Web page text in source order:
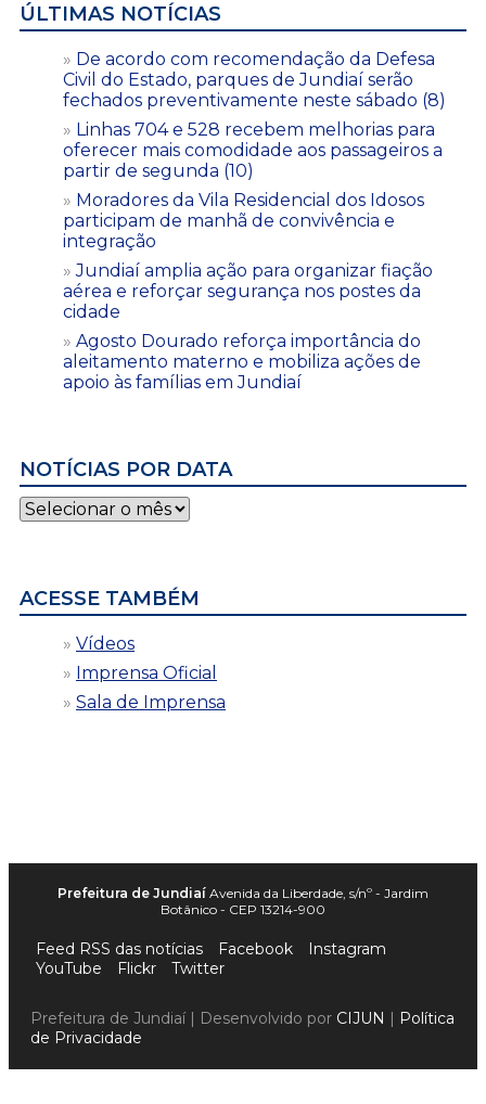
ÚLTIMAS NOTÍCIAS
De acordo com recomendação da Defesa
Civil do Estado, parques de Jundiaí serão
fechados preventivamente neste sábado (8)
Linhas 704 e 528 recebem melhorias para
oferecer mais comodidade aos passageiros a
partir de segunda (10)
Moradores da Vila Residencial dos Idosos
participam de manhã de convivência e
integração
Jundiaí amplia ação para organizar fiação
aérea e reforçar segurança nos postes da
cidade
Agosto Dourado reforça importância do
aleitamento materno e mobiliza ações de
apoio às famílias em Jundiaí
NOTÍCIAS POR DATA
Notícias
por
ACESSE TAMBÉM
Vídeos
Imprensa Oficial
Sala de Imprensa
Prefeitura de Jundiaí Avenida da Liberdade, s/nº - Jardim
Botânico - CEP 13214-900
Feed RSS das notícias Facebook
Instagram
YouTube
Flickr Twitter
Prefeitura de Jundiaí | Desenvolvido por CIJUN | Política
de Privacidade